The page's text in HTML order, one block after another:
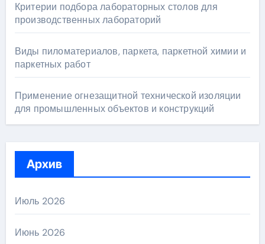
Критерии подбора лабораторных столов для
производственных лабораторий
Виды пиломатериалов, паркета, паркетной химии и
паркетных работ
Применение огнезащитной технической изоляции
для промышленных объектов и конструкций
Архив
Июль 2026
Июнь 2026